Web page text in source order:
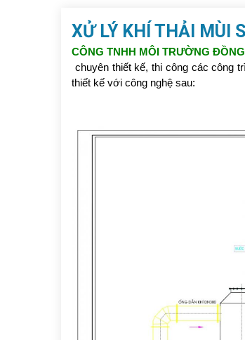
XỬ LÝ KHÍ THẢI MÙI
CÔNG TNHH MÔI TRƯỜNG
chuyên thiết kế, thi công các công
thiết kế với công nghệ sau: